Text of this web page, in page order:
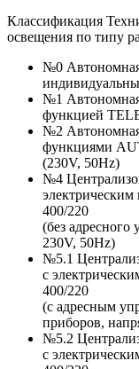
Классификация
освещения по типу
№0 Автономная
№1 Автономная
функцией
№2 Автономная
функциями
(230V, 50Hz)
№4
400/220
(без
230V, 50Hz)
№5.1
с
400/220
(c адресным
приборов,
№5.2
с